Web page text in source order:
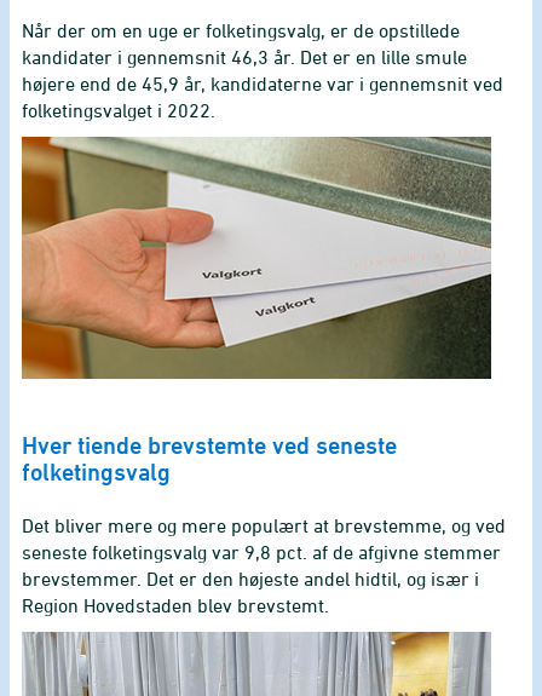
Når der om en uge er folketingsvalg, er de opstillede
kandidater i gennemsnit 46,3 år. Det er en lille smule
højere end de 45,9 år, kandidaterne var i gennemsnit ved
folketingsvalget i 2022.
Hver tiende brevstemte ved seneste
folketingsvalg
Det bliver mere og mere populært at brevstemme, og ved
seneste folketingsvalg var 9,8 pct. af de afgivne stemmer
brevstemmer. Det er den højeste andel hidtil, og især i
Region Hovedstaden blev brevstemt.